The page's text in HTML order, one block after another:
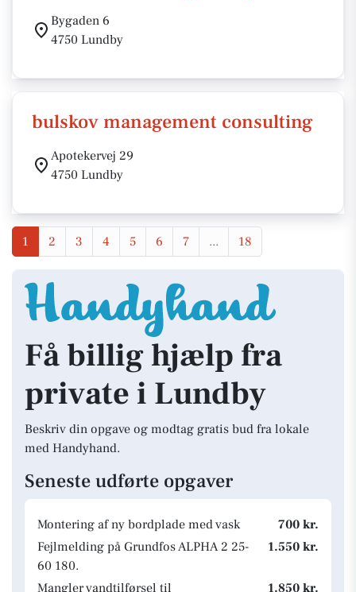
Bygaden 6
4750 Lundby
bulskov management consulting
Apotekervej 29
4750 Lundby
1 2 3 4 5 6 7 ... 18
Få billig hjælp fra
private i Lundby
Beskriv din opgave og modtag gratis bud fra lokale
med Handyhand.
Seneste udførte opgaver
Montering af ny bordplade med vask
700 kr.
Fejlmelding på Grundfos ALPHA 2 25-
60 180.
1.550 kr.
Mangler vandtilførsel til 1.850 kr.